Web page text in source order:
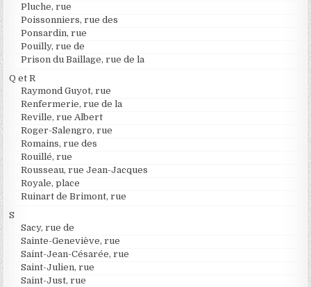
Pluche, rue
Poissonniers, rue des
Ponsardin, rue
Pouilly, rue de
Prison du Baillage, rue de la
Q et R
Raymond Guyot, rue
Renfermerie, rue de la
Reville, rue Albert
Roger-Salengro, rue
Romains, rue des
Rouillé, rue
Rousseau, rue Jean-Jacques
Royale, place
Ruinart de Brimont, rue
S
Sacy, rue de
Sainte-Geneviève, rue
Saint-Jean-Césarée, rue
Saint-Julien, rue
Saint-Just, rue